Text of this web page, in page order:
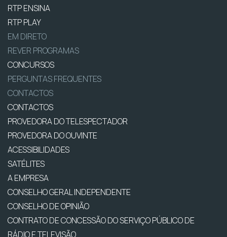
RTP ENSINA
RTP PLAY
EM DIRETO
REVER PROGRAMAS
CONCURSOS
PERGUNTAS FREQUENTES
CONTACTOS
CONTACTOS
PROVEDORA DO TELESPECTADOR
PROVEDORA DO OUVINTE
ACESSIBILIDADES
SATÉLITES
A EMPRESA
CONSELHO GERAL INDEPENDENTE
CONSELHO DE OPINIÃO
CONTRATO DE CONCESSÃO DO SERVIÇO PÚBLICO DE
RÁDIO E TELEVISÃO